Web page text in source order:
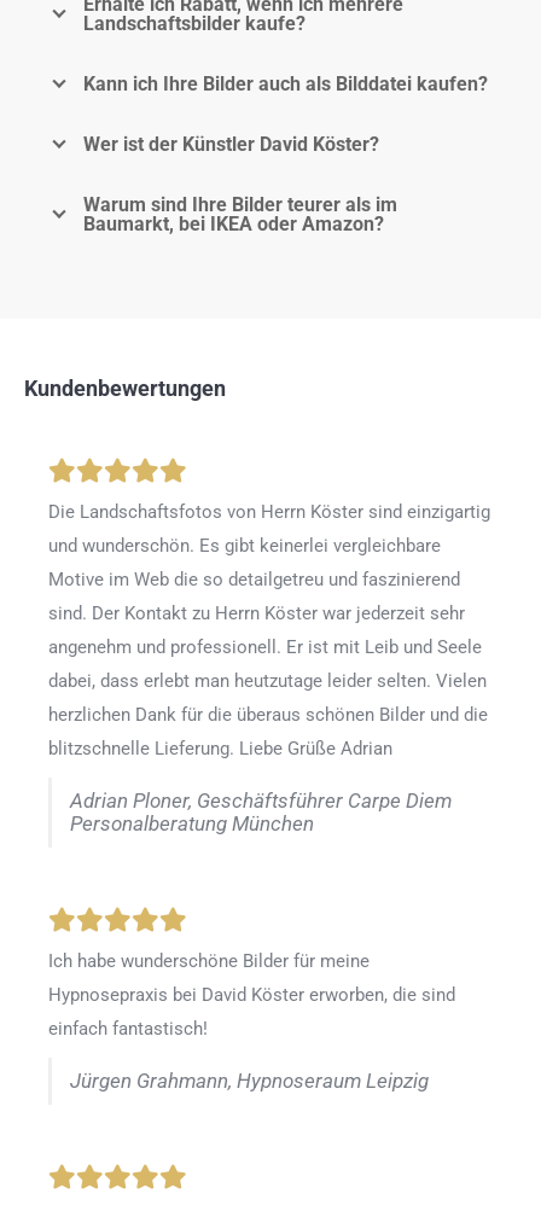
Landschaftsbilder kaufe?
Kann ich Ihre Bilder auch als Bilddatei kaufen?
Wer ist der Künstler David Köster?
Warum sind Ihre Bilder teurer als im
Baumarkt, bei IKEA oder Amazon?
Kundenbewertungen
Die Landschaftsfotos von Herrn Köster sind einzigartig
und wunderschön. Es gibt keinerlei vergleichbare
Motive im Web die so detailgetreu und faszinierend
sind. Der Kontakt zu Herrn Köster war jederzeit sehr
angenehm und professionell. Er ist mit Leib und Seele
dabei, dass erlebt man heutzutage leider selten. Vielen
herzlichen Dank für die überaus schönen Bilder und die
blitzschnelle Lieferung. Liebe Grüße Adrian
Adrian Ploner, Geschäftsführer Carpe Diem
Personalberatung München
Ich habe wunderschöne Bilder für meine
Hypnosepraxis bei David Köster erworben, die sind
einfach fantastisch!
Jürgen Grahmann, Hypnoseraum Leipzig